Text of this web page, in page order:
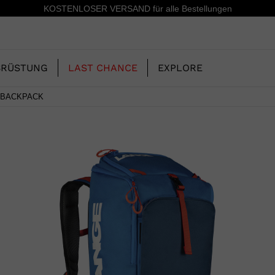
15 % Rabatt auf Ihre
SKIS-ALL MOUNTAIN
KINDER
SKISCHUHE-FREERIDE
SKISCHUHE-RACING
LAST CHANCE EXPLORE
UNSERE
GESCHICHTE
CONCEPT
SHADOW